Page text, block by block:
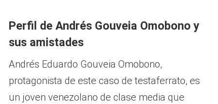
Perfil de Andrés Gouveia Omobono y
sus amistades
Andrés Eduardo Gouveia Omobono,
protagonista de este caso de testaferrato, es
un joven venezolano de clase media que